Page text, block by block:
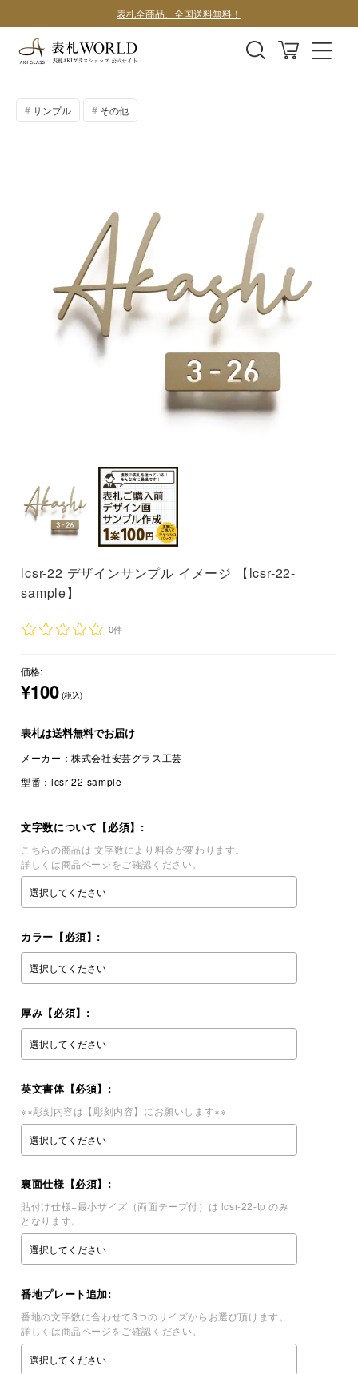
デザインサンプル1案100円
サンプル その他
lcsr-22 デザインサンプル イメージ 【lcsr-22-
sample】
0件
価格:
¥100 (税込)
表札は送料無料でお届け
メーカー：株式会社安芸グラス工芸
型番： lcsr-22-sample
文字数について【必須】:
こちらの商品は 文字数により料金が変わります。
詳しくは商品ページをご確認ください。
カラー【必須】:
厚み【必須】:
英文書体【必須】:
※※彫刻内容は【彫刻内容】にお願いします※※
裏面仕様【必須】:
貼付け仕様−最小サイズ（両面テープ付）は lcsr-22-tp のみ
となります。
番地プレート追加:
番地の文字数に合わせて3つのサイズからお選び頂けます。
詳しくは商品ページをご確認ください。